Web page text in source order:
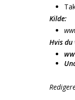
Kilde:
Hvis du